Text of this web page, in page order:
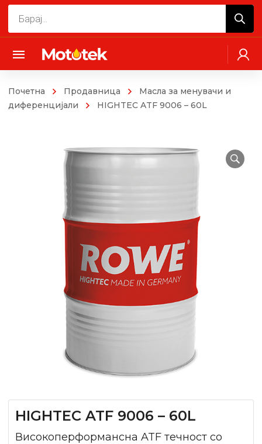
Почетна Продавница
Масла за менувачи и
диференцијали
HIGHTEC ATF 9006 – 60L
HIGHTEC ATF 9006 – 60L
Високоперформансна ATF течност со